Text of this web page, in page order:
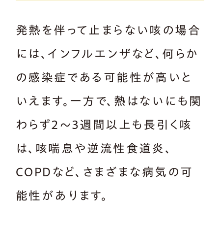
発熱を伴って止まらない咳の場合
には、インフルエンザなど、何らか
の感染症である可能性が高いと
いえます。一方で、熱はないにも関
わらず2～3週間以上も長引く咳
は、咳喘息や逆流性食道炎、
COPDなど、さまざまな病気の可
能性があります。